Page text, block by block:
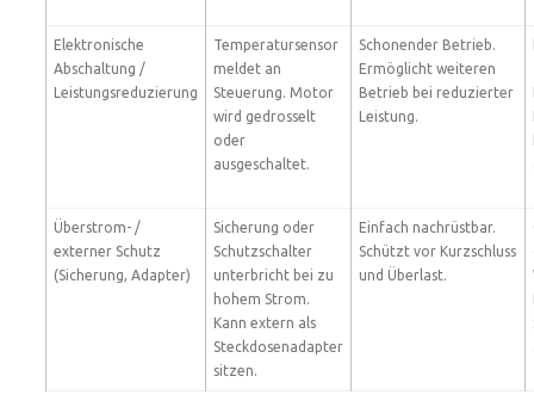
Elektronische
Abschaltung /
Leistungsreduzierung
Temperatursensor
meldet an
Steuerung. Motor
wird gedrosselt
oder
ausgeschaltet.
Schonender Betrieb.
Ermöglicht weiteren
Betrieb bei reduzierter
Leistung.
Überstrom- /
externer Schutz
(Sicherung, Adapter)
Sicherung oder
Schutzschalter
unterbricht bei zu
hohem Strom.
Kann extern als
Steckdosenadapter
sitzen.
Einfach nachrüstbar.
Schützt vor Kurzschluss
und Überlast.